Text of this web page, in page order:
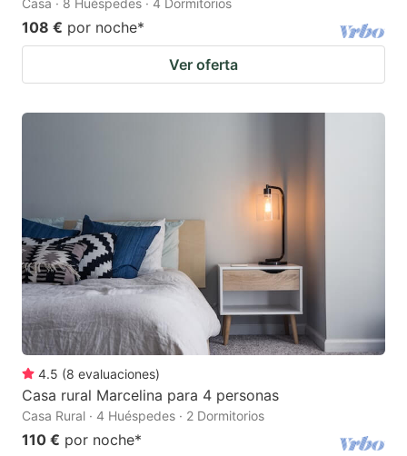
Casa · 8 Huéspedes · 4 Dormitorios
108 € por noche*
Ver oferta
4.5 (8 evaluaciones)
Casa rural Marcelina para 4 personas
Casa Rural · 4 Huéspedes · 2 Dormitorios
110 € por noche*